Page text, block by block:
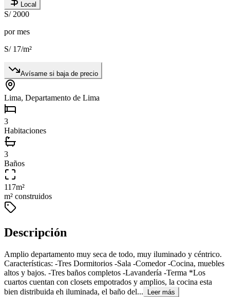
Local
S/ 2000
por mes
S/ 17/m²
Avísame si baja de precio
Lima, Departamento de Lima
3
Habitaciones
3
Baños
117m²
m² construidos
Descripción
Amplio departamento muy seca de todo, muy iluminado y céntrico.
Características: -Tres Dormitorios -Sala -Comedor -Cocina, muebles
altos y bajos. -Tres baños completos -Lavandería -Terma *Los
cuartos cuentan con closets empotrados y amplios, la cocina esta
bien distribuida eh iluminada, el baño del...
Leer más